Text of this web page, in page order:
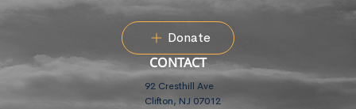
Donate
CONTACT
92 Cresthill Ave
Clifton, NJ 07012